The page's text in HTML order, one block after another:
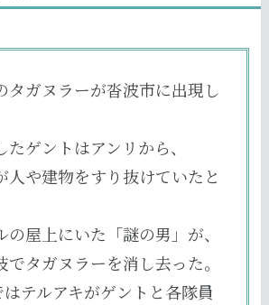
タガヌラーが沓波市に出現し
ゲントはアンリから、
人や建物をすり抜けていたと
の屋上にいた「謎の男」が、
でタガヌラーを消し去った。
テルアキがゲントと各隊員